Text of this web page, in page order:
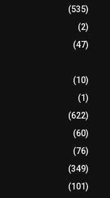
(535)
(2)
(47)
(10)
(1)
(622)
(60)
(76)
(349)
(101)